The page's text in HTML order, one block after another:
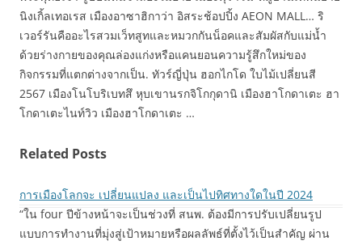
นิงเกิ้ลเทอเรส เมืองอาซาฮิกาว่า อิสระช้อปปิ้ง AEON MALL… ริ
เวอร์รันคืออะไรสวมเว็ทสูทและหมวกกันน็อคและสัมผัสกับแม่น้ำ
ด้วยร่างกายของคุณล่องแก่งหรือแคนยอนความรู้สึกใหม่ของ
กิจกรรมที่แตกต่างจากเป็น. ทัวร์ญี่ปุ่น ฮอกไกโด ใบไม้เปลี่ยนสี
2567 เมืองโนโบริเบทสึ หุบเขานรกจิโกกุดานิ เมืองฮาโกดาเตะ ฮา
โกดาเตะไนท์วิว เมืองฮาโกดาเตะ …
Related Posts
การเมืองโลกจะ เปลี่ยนแปลง และเป็นไปทิศทางใดในปี 2024
“ใน four ปีข้างหน้าจะเป็นช่วงที่ สนพ. ต้องมีการปรับเปลี่ยนรูป
แบบการทำงานที่มุ่งสู่เป้าหมายหรือผลลัพธ์ที่ตั้งไว้เป็นสำคัญ ผ่าน